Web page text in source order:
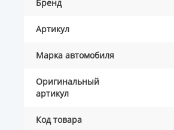
Бренд
Артикул
Марка автомобиля
Оригинальный
артикул
Код товара